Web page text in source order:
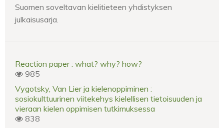
Suomen soveltavan kielitieteen yhdistyksen
julkaisusarja.
Reaction paper : what? why? how?
985
Vygotsky, Van Lier ja kielenoppiminen :
sosiokulttuurinen viitekehys kielellisen tietoisuuden ja
vieraan kielen oppimisen tutkimuksessa
838